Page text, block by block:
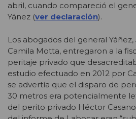
abril, cuando compareció el
Yánez (ver declaración).
Los abogados del general
Camila Motta, entregaron a la
peritaje privado que
estudio efectuado en 2012 por
se advertía que el disparo de
30 metros era potencialmente
del perito privado Héctor